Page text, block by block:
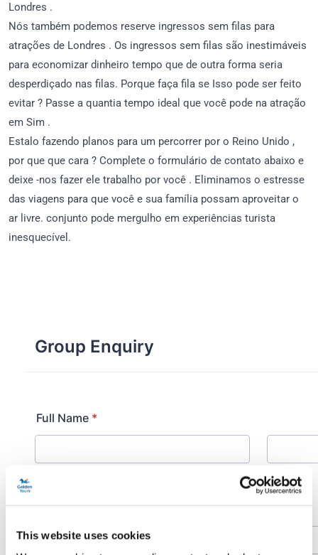
This website uses cookies
Londres .
Nós também podemos reserve ingressos sem filas para
atrações de Londres . Os ingressos sem filas são inestimáveis
para economizar dinheiro tempo que de outra forma seria
desperdiçado nas filas. Porque faça fila se Isso pode ser feito
evitar ? Passe a quantia tempo ideal que você pode na atração
em Sim .
Estalo fazendo planos para um percorrer por o Reino Unido ,
por que que cara ? Complete o formulário de contato abaixo e
deixe -nos fazer ele trabalho por você . Eliminamos o estresse
das viagens para que você e sua família possam aproveitar o
ar livre. conjunto pode mergulho em experiências turista
inesquecível.